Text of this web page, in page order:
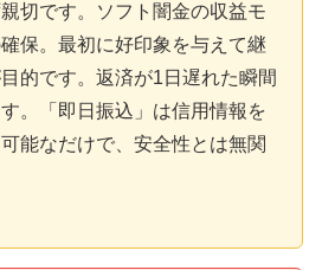
切です。ソフト闇金の収益モ
保。最初に好印象を与えて継
的です。返済が1日遅れた瞬間
。「即日振込」は信用情報を
能なだけで、安全性とは無関